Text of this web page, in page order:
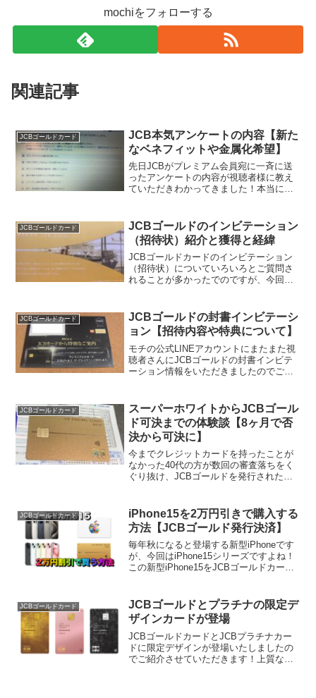
mochiをフォローする
関連記事
JCBゴールドカード
JCB本気アンケートの内容【新た
なベネフィットや金属化希望】
先日JCBがプレミアム会員宛に一斉に送
ったアンケートの内容が視聴者様に教え
ていただきわかってきました！本当に有
が伺える、なんと答えると500円キャッシ
ュバックが行われ...
JCBゴールドカード
JCBゴールドのインビテーション
（招待状）紹介と獲得と経緯
JCBゴールドカードのインビテーション
（招待状）についていろいろとご質問さ
れることが多かったでのですが、今回実
に情報をいただきました！いつも有難う
ございます...
JCBゴールドカード
JCBゴールドの封書インビテーシ
ョン【招待内容や特典について】
モチの公式LINEアカウントにまたまた視
聴者さんにJCBゴールドの封書インビテ
ーション情報をいただきましたのでご紹
ョンのように見えますがJCBゴールドの
インビです封筒の...
JCBゴールドカード
スーパーホワイトからJCBゴール
ド可決までの体験談【8ヶ月で否
決から可決に】
今までクレジットカードを持ったことが
なかった40代の方が数回の審査落ちをく
ぐり抜け、JCBゴールドを発行された体
りがとうございますいわゆるスーパーホ
ワイトと...
JCBゴールドカード
iPhone15を2万円引きで購入する
方法【JCBゴールド発行決済】
毎年秋になると登場する新型iPhoneです
が、今回はiPhone15シリーズですよね！
この新型iPhone15をJCBゴールドカード
のでその方法をご紹介したいと思いま...
JCBゴールドカード
JCBゴールドとプラチナの限定デ
ザインカードが登場
JCBゴールドカードとJCBプラチナカー
ドに限定デザインが登場いたしましたの
でご紹介させていただきます！上質な輝